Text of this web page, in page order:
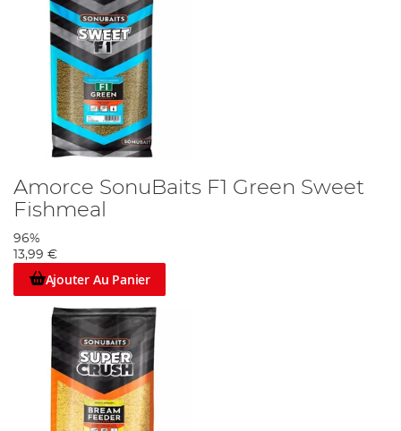
Amorce SonuBaits F1 Green Sweet
Fishmeal
96%
13,99 €
Ajouter Au Panier